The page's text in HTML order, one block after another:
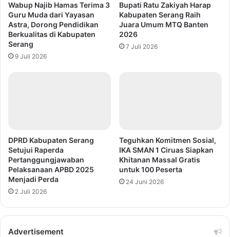
Wabup Najib Hamas Terima 3
Guru Muda dari Yayasan
Astra, Dorong Pendidikan
Berkualitas di Kabupaten
Serang
9 Juli 2026
Bupati Ratu Zakiyah Harap
Kabupaten Serang Raih
Juara Umum MTQ Banten
2026
7 Juli 2026
DPRD Kabupaten Serang
Setujui Raperda
Pertanggungjawaban
Pelaksanaan APBD 2025
Menjadi Perda
2 Juli 2026
Teguhkan Komitmen Sosial,
IKA SMAN 1 Ciruas Siapkan
Khitanan Massal Gratis
untuk 100 Peserta
24 Juni 2026
Advertisement